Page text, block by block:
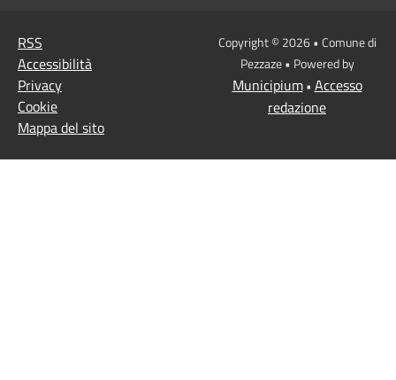
RSS
Accessibilità
Privacy
Cookie
Mappa del sito
Copyright © 2026 • Comune di
Pezzaze • Powered by
Municipium• Accesso
redazione